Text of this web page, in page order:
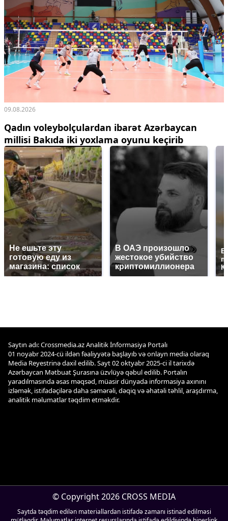
09.08.2026
Qadın voleybolçulardan ibarət Azərbaycan
millisi Bakıda iki yoxlama oyunu keçirib
Не ешьте эту
готовую еду из
магазина: список
В ОАЭ произошло
жестокое убийство
криптомиллионера
Saytın adı: Crossmedia.az Analitik İnformasiya Portalı
01 noyabr 2024-cü ildən fəaliyyətə başlayıb və onlayn media olaraq
Media Reyestrinə daxil edilib. Sayt 02 oktyabr 2025-ci il tarixdə
Azərbaycan Mətbuat Şurasına üzvlüyə qəbul edilib. Portalın
yaradılmasında əsas məqsəd, müasir dünyada informasiya axınını
izləmək, istifadəçilərə daha səmərəli, dəqiq və əhatəli təhlil, araşdırma,
analitik məlumatlar təqdim etməkdir.
© Copyright 2026 CROSS MEDIA
Saytda təqdim edilən materiallardan istifadə zamanı istinad edilməsi